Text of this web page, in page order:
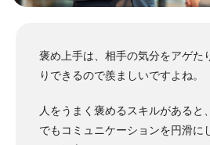
褒め上手は、相手の気分をアゲた
りできるので羨ましいですよね。
人をうまく褒めるスキルがあると
でもコミュニケーションを円滑に